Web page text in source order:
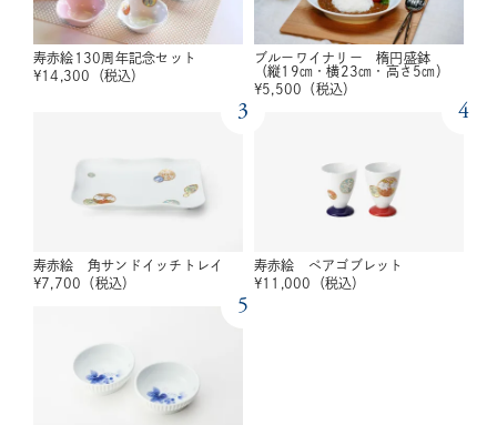
寿赤絵130周年記念セット
¥14,300 （税込）
ブルーワイナリー 楕円盛鉢
（縦19㎝・横23㎝・高さ5㎝）
¥5,500 （税込）
3
寿赤絵 角サンドイッチトレイ
¥7,700 （税込）
4
寿赤絵 ペアゴブレット
¥11,000 （税込）
5